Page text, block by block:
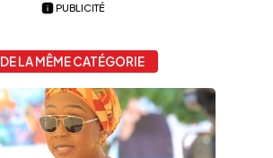
PUBLICITÉ
DE LA MÊME CATÉGORIE